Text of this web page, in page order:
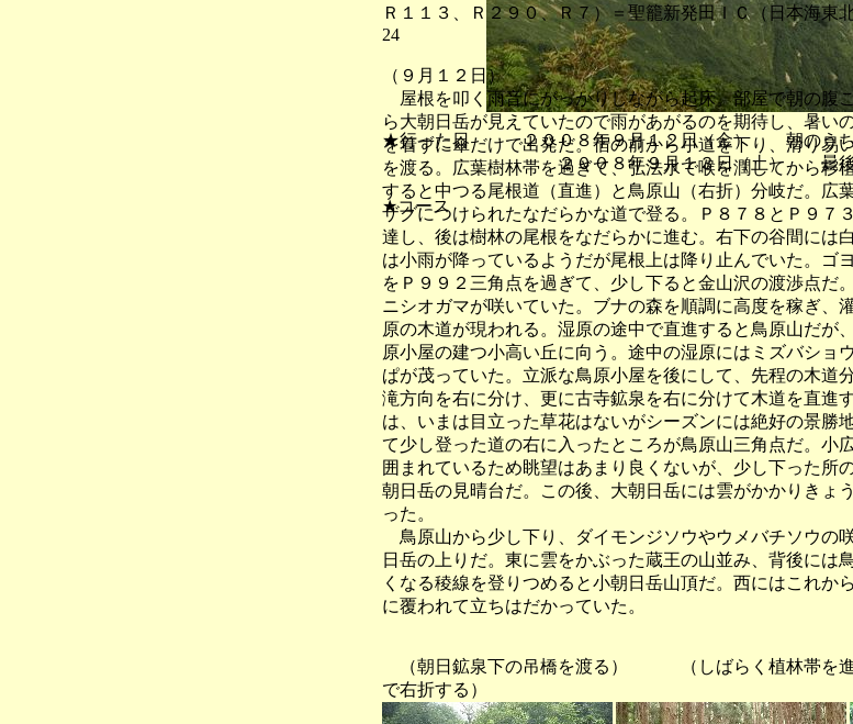
★行った日 ２００８年９月１２日（金） 朝のう
２００８年９月１３日（土）
★コース
Ｒ１１３、Ｒ２９０、Ｒ７）＝聖籠新発田ＩＣ（日本海東
24
（９月１２日）
屋根を叩く雨音にがっかりしながら起床。部屋で朝の腹
ら大朝日岳が見えていたので雨があがるのを期待し、暑い
を着ずに傘だけで出発だ。宿の前から小道を下り、滑り易
を渡る。広葉樹林帯を過ぎて、弘法水で喉を潤してから杉
すると中つる尾根道（直進）と鳥原山（右折）分岐だ。広
ザグにつけられたなだらかな道で登る。Ｐ８７８とＰ９７
達し、後は樹林の尾根をなだらかに進む。右下の谷間には
は小雨が降っているようだが尾根上は降り止んでいた。ゴ
をＰ９９２三角点を過ぎて、少し下ると金山沢の渡渉点だ
ニシオガマが咲いていた。ブナの森を順調に高度を稼ぎ、
原の木道が現われる。湿原の途中で直進すると鳥原山だが
原小屋の建つ小高い丘に向う。途中の湿原にはミズバショ
ぱが茂っていた。立派な鳥原小屋を後にして、先程の木道
滝方向を右に分け、更に古寺鉱泉を右に分けて木道を直進
は、いまは目立った草花はないがシーズンには絶好の景勝
て少し登った道の右に入ったところが鳥原山三角点だ。小
囲まれているため眺望はあまり良くないが、少し下った所
朝日岳の見晴台だ。この後、大朝日岳には雲がかかりきょ
った。
鳥原山から少し下り、ダイモンジソウやウメバチソウの
日岳の上りだ。東に雲をかぶった蔵王の山並み、背後には
くなる稜線を登りつめると小朝日岳山頂だ。西にはこれか
に覆われて立ちはだかっていた。
（朝日鉱泉下の吊橋を渡る） （しばらく植林帯
で右折する）